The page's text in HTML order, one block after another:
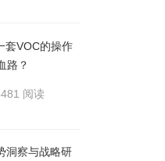
套VOC的操作
路？
阅读
洞察与战略研